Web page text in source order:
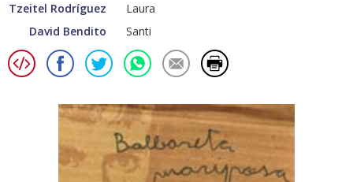
Tzeitel Rodríguez
Laura
David Bendito
Santi